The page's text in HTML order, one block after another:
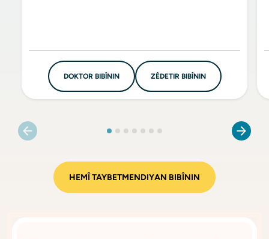
DOKTOR BIBÎNIN ZÊDETIR BIBÎNIN
HEMÎ TAYBETMENDIYAN BIBÎNIN